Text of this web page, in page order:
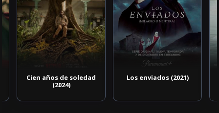
Cien años de soledad
(2024)
Los enviados (2021)